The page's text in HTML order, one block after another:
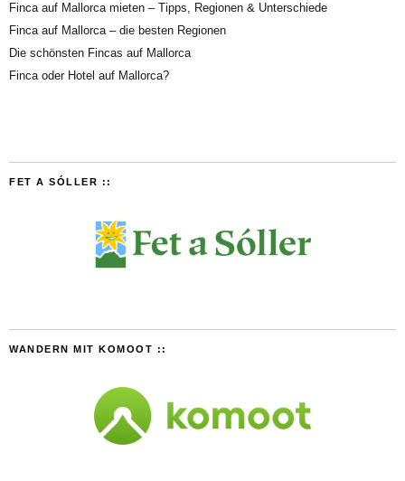
Finca auf Mallorca mieten – Tipps, Regionen & Unterschiede
Finca auf Mallorca – die besten Regionen
Die schönsten Fincas auf Mallorca
Finca oder Hotel auf Mallorca?
FET A SÓLLER ::
WANDERN MIT KOMOOT ::